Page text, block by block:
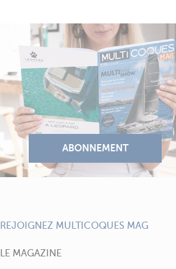
REJOIGNEZ MULTICOQUES MAG
LE MAGAZINE